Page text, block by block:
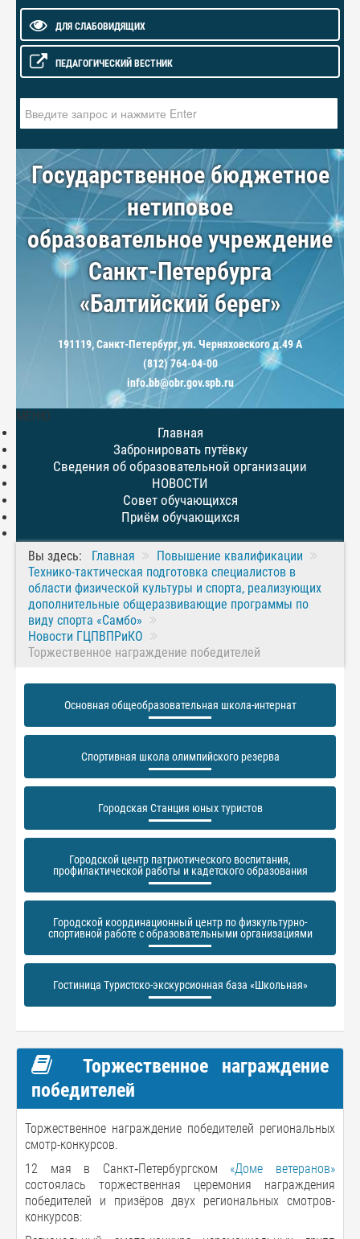
ДЛЯ СЛАБОВИДЯЩИХ
ПЕДАГОГИЧЕСКИЙ ВЕСТНИК
Государственное бюджетное
нетиповое
образовательное учреждение
Санкт-Петербурга
«Балтийский берег»
191119, Санкт-Петербург, ул. Черняховского д.49 А
(812) 764-04-00
info.bb@obr.gov.spb.ru
МЕНЮ
Главная
Забронировать путёвку
Сведения об образовательной организации
НОВОСТИ
Совет обучающихся
Приём обучающихся
Вы здесь: Главная
Повышение квалификации
Технико-тактическая подготовка специалистов в
области физической культуры и спорта, реализующих
дополнительные общеразвивающие программы по
виду спорта «Самбо»
Новости ГЦПВПРиКО
Торжественное награждение победителей
Основная общеобразовательная школа-интернат
Спортивная школа олимпийского резерва
Городская Станция юных туристов
Городской центр патриотического воспитания,
профилактической работы и кадетского образования
Городской координационный центр по физкультурно-
спортивной работе с образовательными организациями
Гостиница Туристско-экскурсионная база «Школьная»
Торжественное награждение
победителей
Торжественное награждение победителей региональных
смотр-конкурсов.
12 мая в Санкт‑Петербургском «Доме ветеранов»
состоялась торжественная церемония награждения
победителей и призёров двух региональных смотров-
конкурсов: